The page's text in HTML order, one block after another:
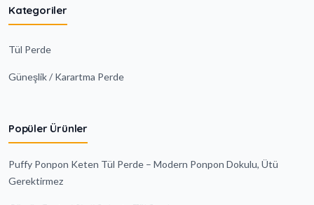
Kategoriler
Tül Perde
Güneşlik / Karartma Perde
Popüler Ürünler
Puffy Ponpon Keten Tül Perde – Modern Ponpon Dokulu, Ütü
Gerektirmez